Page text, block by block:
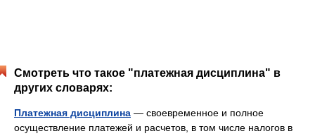
Смотреть что такое "платежная дисциплина" в
других словарях:
Платежная дисциплина — своевременное и полное
осуществление платежей и расчетов, в том числе налогов в